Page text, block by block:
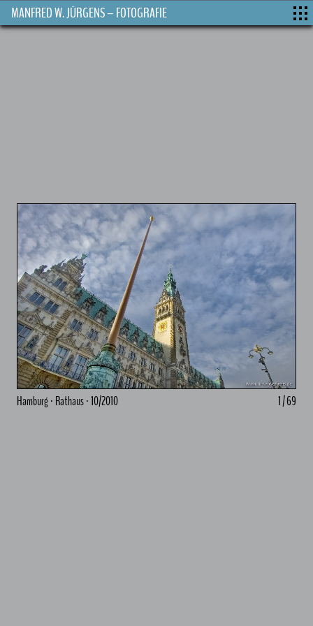
MANFRED W. JÜRGENS – FOTOGRAFIE
1 / 69
Hamburg · Rathaus · 10/2010